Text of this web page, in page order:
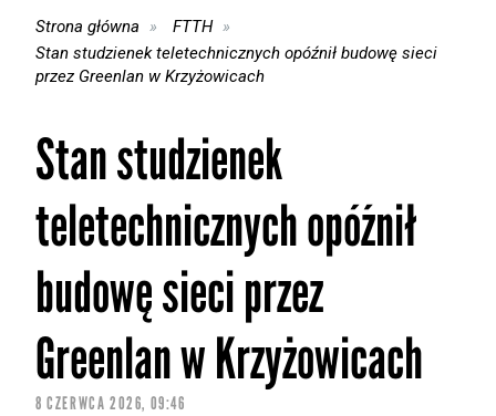
Strona główna
FTTH
Stan studzienek teletechnicznych opóźnił budowę sieci
przez Greenlan w Krzyżowicach
Stan studzienek
teletechnicznych opóźnił
budowę sieci przez
Greenlan w Krzyżowicach
8 CZERWCA 2026, 09:46